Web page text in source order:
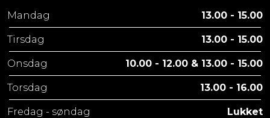
Mandag 13.00 - 15.00
Tirsdag 13.00 - 15.00
Onsdag 10.00 - 12.00 & 13.00 - 15.00
Torsdag 13.00 - 16.00
Fredag - søndag Lukket